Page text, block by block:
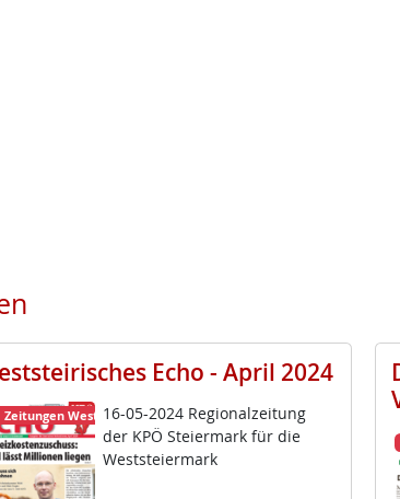
Echo - April 2024
Zeitungen Weststeiermark16-05-2024 Re­gio­nal­zei­tung
der KPÖ Stei­er­mark für die
West­s­tei­er­mark